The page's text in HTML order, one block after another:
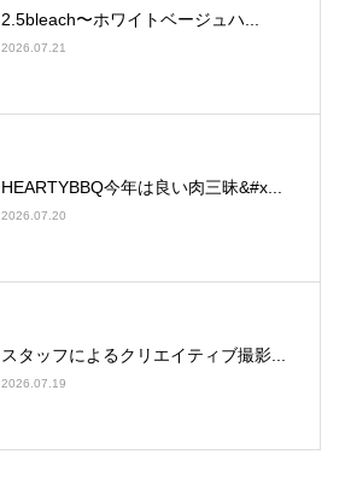
2.5bleach〜ホワイトベージュ⁡ハ...
2026.07.21
HEARTYBBQ今年は良い肉三昧&#x...
2026.07.20
スタッフによるクリエイティブ撮影...
2026.07.19